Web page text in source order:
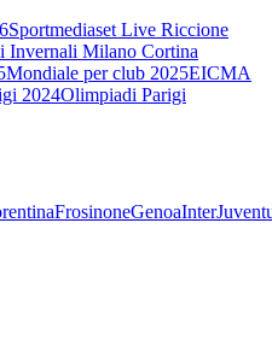
Sportmediaset Live Riccione
Invernali Milano Cortina
Mondiale per club 2025EICMA
2024Olimpiadi Parigi
FrosinoneGenoaInter